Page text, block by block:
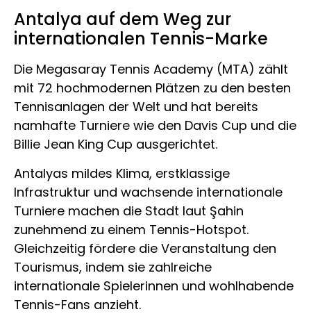
Antalya auf dem Weg zur
internationalen Tennis-Marke
Die Megasaray Tennis Academy (MTA) zählt
mit 72 hochmodernen Plätzen zu den besten
Tennisanlagen der Welt und hat bereits
namhafte Turniere wie den Davis Cup und die
Billie Jean King Cup ausgerichtet.
Antalyas mildes Klima, erstklassige
Infrastruktur und wachsende internationale
Turniere machen die Stadt laut Şahin
zunehmend zu einem Tennis-Hotspot.
Gleichzeitig fördere die Veranstaltung den
Tourismus, indem sie zahlreiche
internationale Spielerinnen und wohlhabende
Tennis-Fans anzieht.